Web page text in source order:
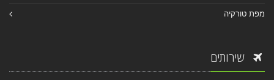
מפת טורקיה
שירותים